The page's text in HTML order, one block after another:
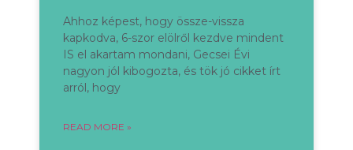
Ahhoz képest, hogy össze-vissza
kapkodva, 6-szor elölről kezdve mindent
IS el akartam mondani, Gecsei Évi
nagyon jól kibogozta, és tök jó cikket írt
arról, hogy
READ MORE »